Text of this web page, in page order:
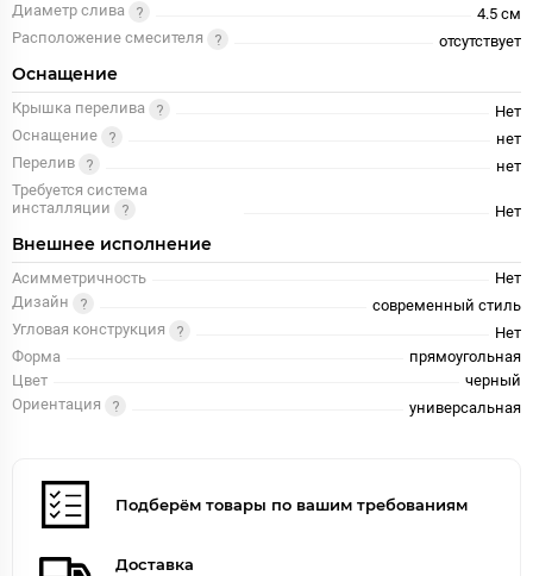
Диаметр слива
4.5 см
Расположение смесителя
отсутствует
Оснащение
Крышка перелива
Нет
Оснащение
нет
Перелив
нет
Требуется система
инсталляции
Нет
Внешнее исполнение
Асимметричность
Нет
Дизайн
современный стиль
Угловая конструкция
Нет
Форма
прямоугольная
Цвет
черный
Ориентация
универсальная
Подберём товары по вашим требованиям
Доставка